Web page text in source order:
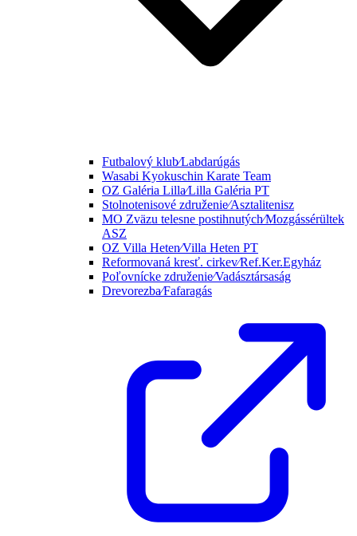
Futbalový klub⁄Labdarúgás
Wasabi Kyokuschin Karate Team
OZ Galéria Lilla⁄Lilla Galéria PT
Stolnotenisové združenie⁄Asztalitenisz
MO Zväzu telesne postihnutých⁄Mozgássérültek
ASZ
OZ Villa Heten⁄Villa Heten PT
Reformovaná kresť. cirkev⁄Ref.Ker.Egyház
Poľovnícke združenie⁄Vadásztársaság
Drevorezba⁄Fafaragás